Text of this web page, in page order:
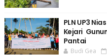
PLN UP3
Kejari
Pantai
Budi Gea